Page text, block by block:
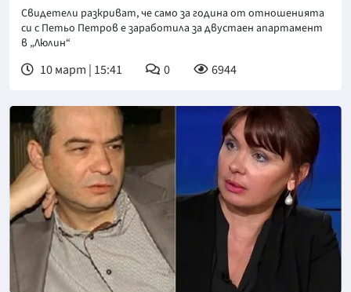
Свидетели разкриват, че само за година от отношенията
си с Петьо Петров е заработила за двустаен апартамент
в „Люлин“
10 март | 15:41 0 6944